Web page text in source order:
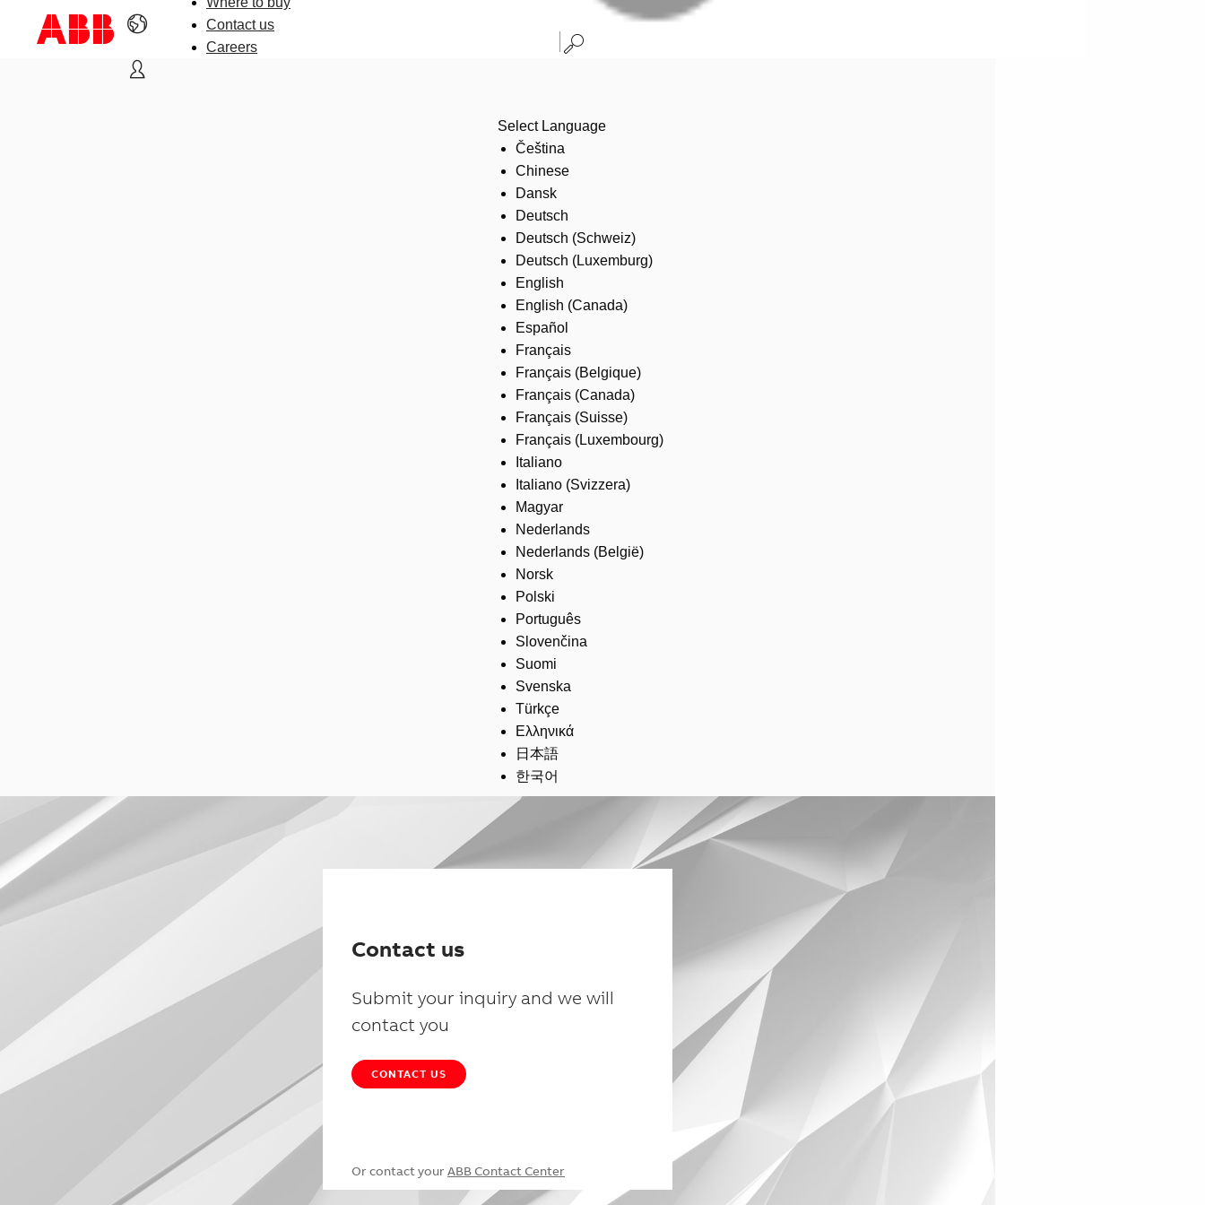
Contact us
Careers
Select Language
Čeština
Chinese
Dansk
Deutsch
Deutsch (Schweiz)
Deutsch (Luxemburg)
English
English (Canada)
Español
Français
Français (Belgique)
Français (Canada)
Français (Suisse)
Français (Luxembourg)
Italiano
Italiano (Svizzera)
Magyar
Nederlands
Nederlands (België)
Norsk
Polski
Português
Slovenčina
Suomi
Svenska
Türkçe
Ελληνικά
日本語
한국어
Contact us
Submit your inquiry and we will
contact you
CONTACT US
Or contact your ABB Contact Center